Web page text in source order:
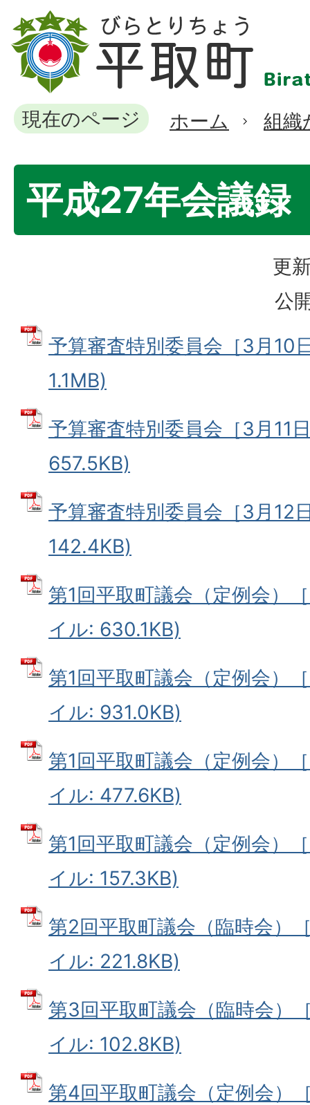
現在のページ ホーム 組織
平成27年会議録
更
公
予算審査特別委員会［3月10
1.1MB)
予算審査特別委員会［3月11
657.5KB)
予算審査特別委員会［3月12
142.4KB)
第1回平取町議会（定例会）
イル: 630.1KB)
第1回平取町議会（定例会）
イル: 931.0KB)
第1回平取町議会（定例会）
イル: 477.6KB)
第1回平取町議会（定例会）
イル: 157.3KB)
第2回平取町議会（臨時会）
イル: 221.8KB)
第3回平取町議会（臨時会）
イル: 102.8KB)
第4回平取町議会（定例会）